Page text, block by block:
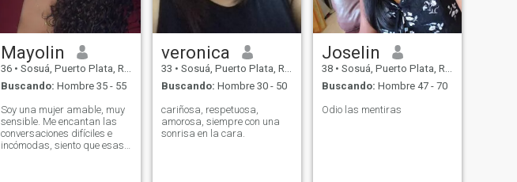
Mayolin
36 • Sosuá, Puerto Plata, Rep. Dominicana
Buscando: Hombre 35 - 55
Soy una mujer amable, muy
sensible. Me encantan las
conversaciones difíciles e
incómodas, siento que esas
veronica
33 • Sosuá, Puerto Plata, Rep. Dominicana
Buscando: Hombre 30 - 50
cariñosa, respetuosa,
amorosa, siempre con una
sonrisa en la cara.
Joselin
38 • Sosuá, Puerto Plata, Rep. Dominicana
Buscando: Hombre 47 - 70
Odio las mentiras